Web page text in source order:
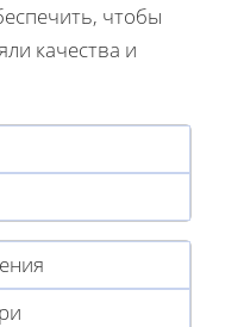
чтобы
качества и